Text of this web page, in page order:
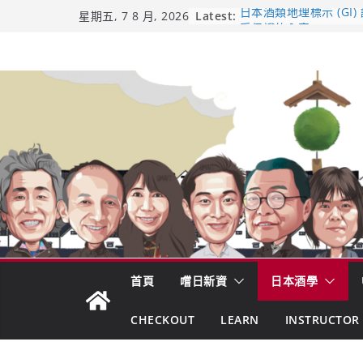
星期五, 7 8 月, 2026 Latest: 日本酒類地理標示 (GI)
【酒業商戰】130年老
市場！梅乃宿上市背後
龜之井酒造：口說上
吟釀的堅持與傳承 ～
首頁 嚐日新資 日本酒學
CHECKOUT LEARN